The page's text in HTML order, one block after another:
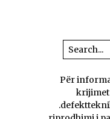
Për
krijimet